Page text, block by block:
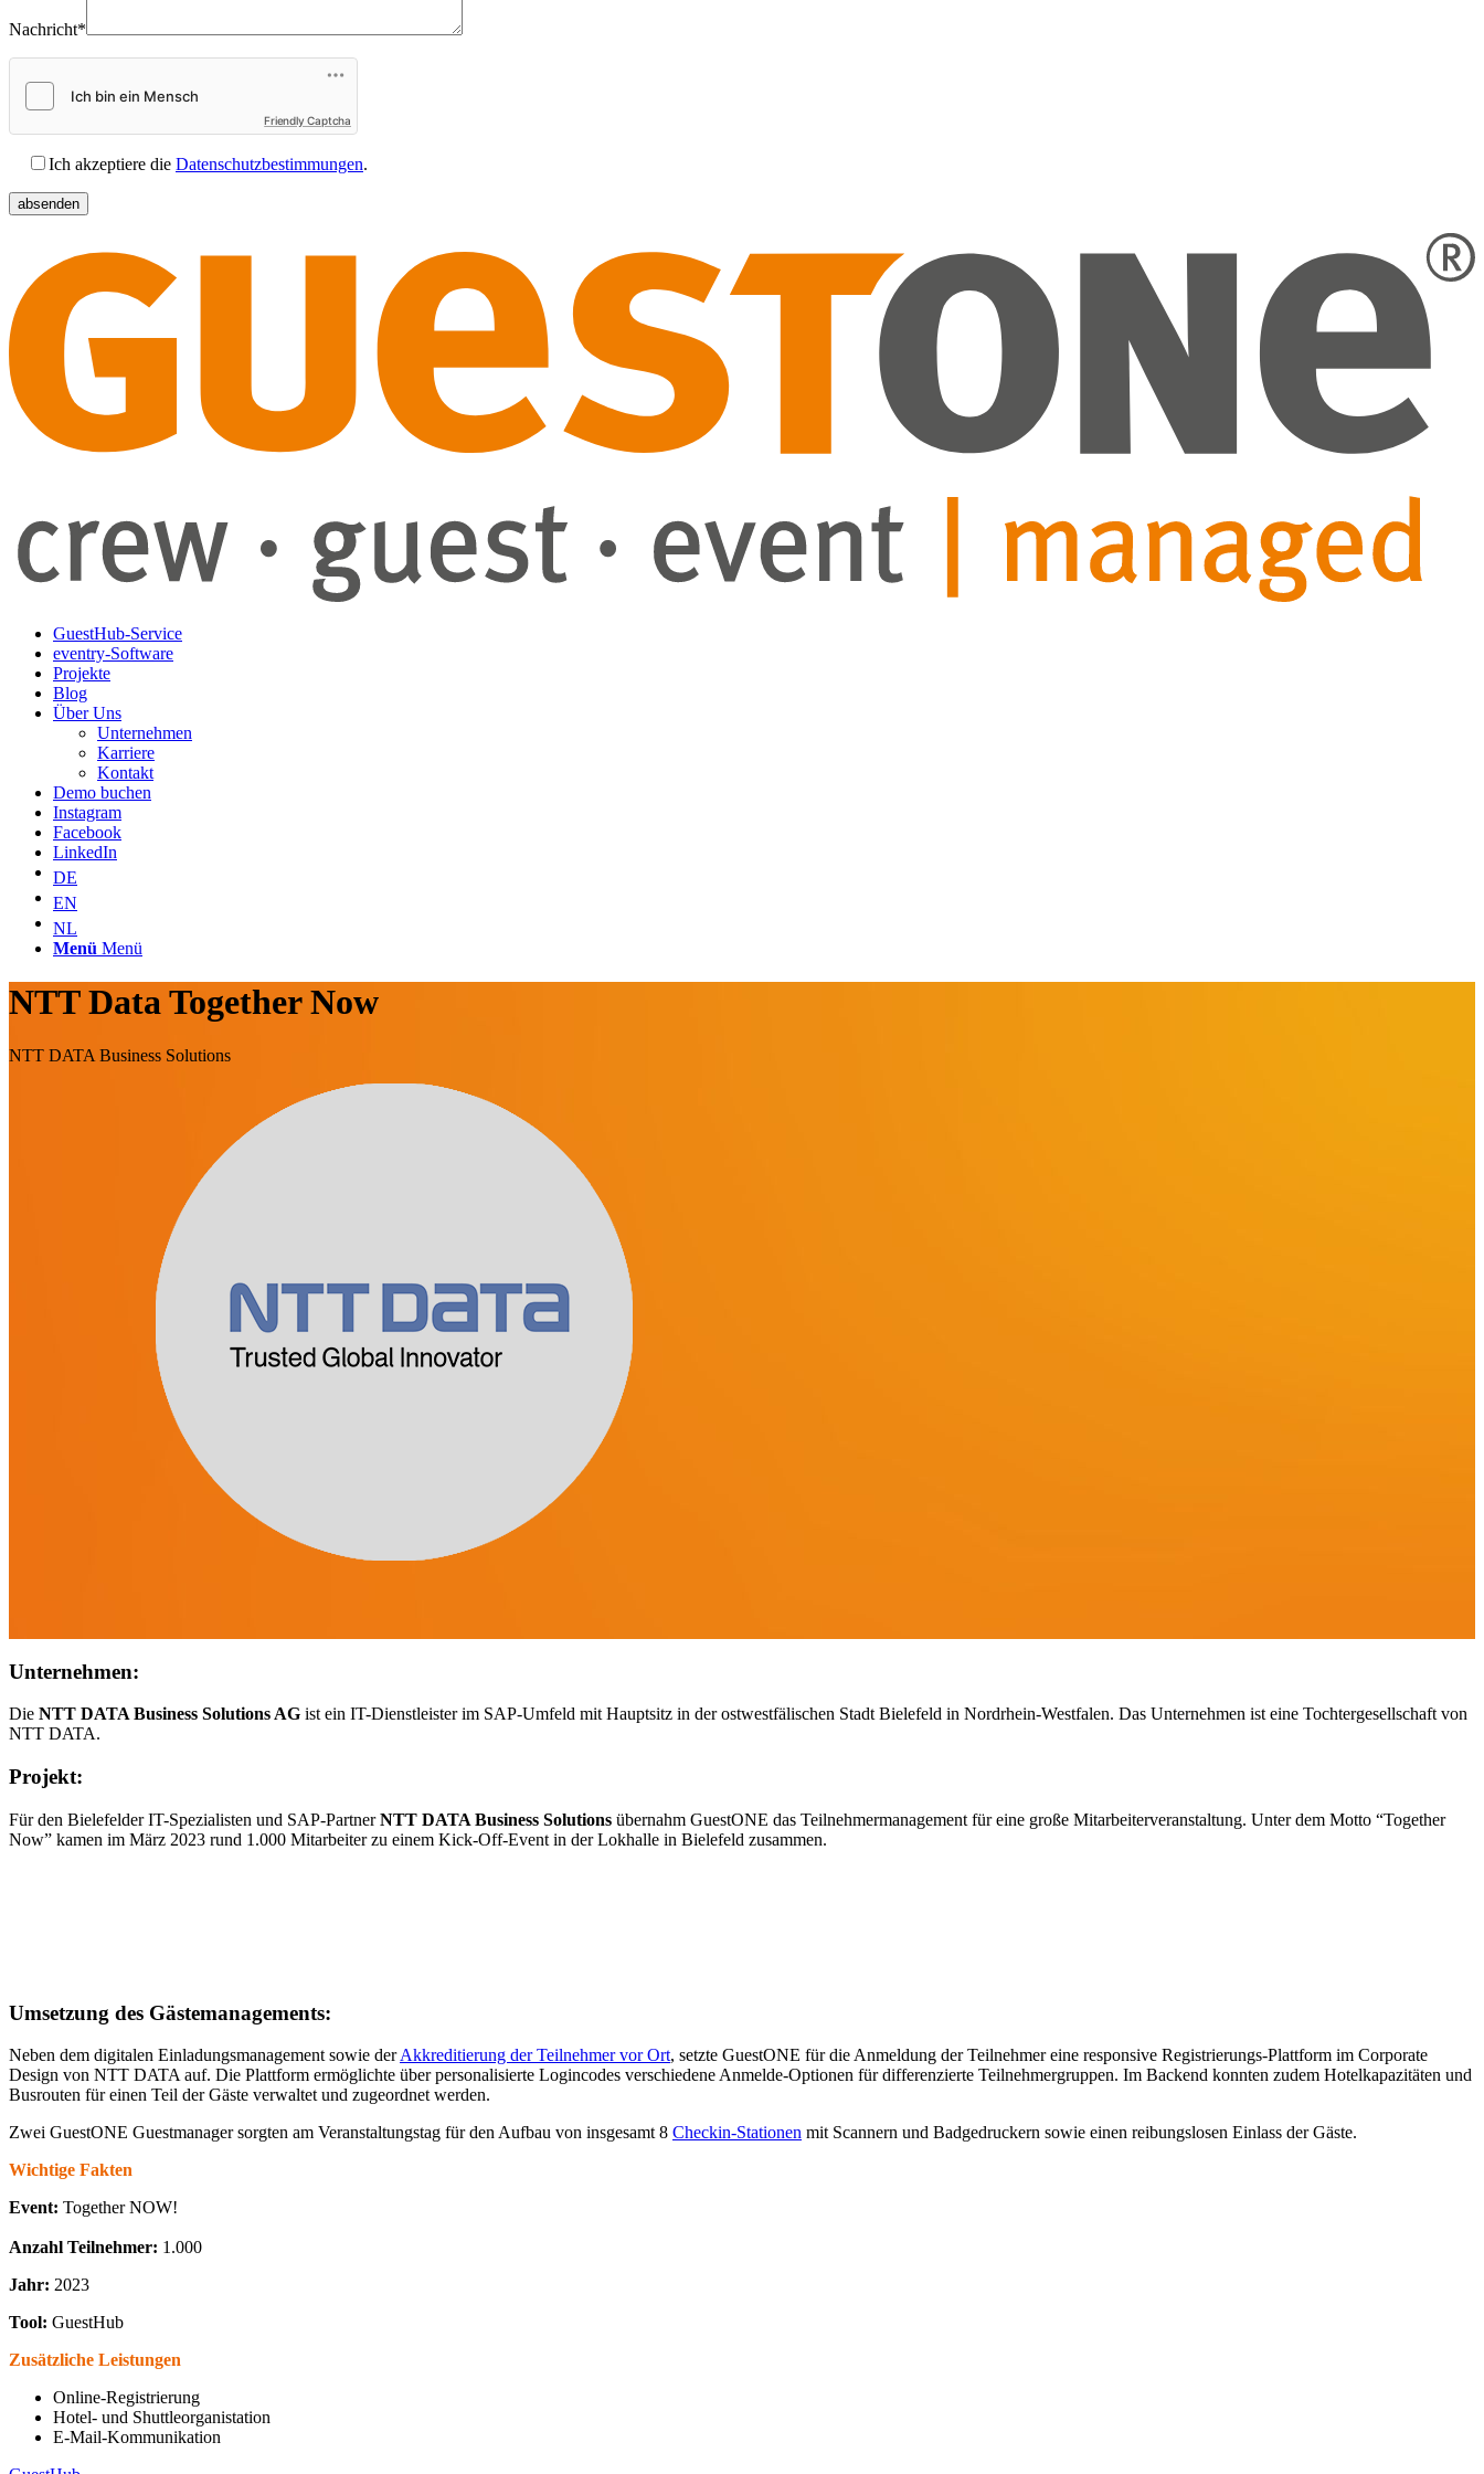
Nachricht*
Friendly Captcha
Ich akzeptiere die Datenschutzbestimmungen.
GuestHub-Service
eventry-Software
Projekte
Blog
Über Uns
Unternehmen
Karriere
Kontakt
Demo buchen
Instagram
Facebook
LinkedIn
DE
EN
NL
Menü Menü
NTT Data Together Now
NTT DATA Business Solutions
Unternehmen:
Die NTT DATA Business Solutions AG ist ein IT-Dienstleister im SAP-Umfeld mit Hauptsitz in der ostwestfälischen Stadt Bielefeld in Nordrhein-Westfalen. Das Unternehmen ist eine Tochtergesellschaft von
NTT DATA.
Projekt:
Für den Bielefelder IT-Spezialisten und SAP-PartnerNTT DATA Business Solutions übernahm GuestONE das Teilnehmermanagement für eine große Mitarbeiterveranstaltung. Unter dem Motto “Together
Now” kamen im März 2023 rund 1.000 Mitarbeiter zu einem Kick-Off-Event in der Lokhalle in Bielefeld zusammen.
Umsetzung des Gästemanagements:
Neben dem digitalen Einladungsmanagement sowie derAkkreditierung der Teilnehmer vor Ort, setzte GuestONE für die Anmeldung der Teilnehmer eine responsive Registrierungs-Plattform im Corporate
Design von NTT DATA auf. Die Plattform ermöglichte über personalisierte Logincodes verschiedene Anmelde-Optionen für differenzierte Teilnehmergruppen. Im Backend konnten zudem Hotelkapazitäten und
Busrouten für einen Teil der Gäste verwaltet und zugeordnet werden.
Zwei GuestONE Guestmanager sorgten am Veranstaltungstag für den Aufbau von insgesamt 8 Checkin-Stationen mit Scannern und Badgedruckern sowie einen reibungslosen Einlass der Gäste.
Wichtige Fakten
Event: Together NOW!
Anzahl Teilnehmer: 1.000
Jahr: 2023
Tool: GuestHub
Zusätzliche Leistungen
Online-Registrierung
Hotel- und Shuttleorganistation
E-Mail-Kommunikation